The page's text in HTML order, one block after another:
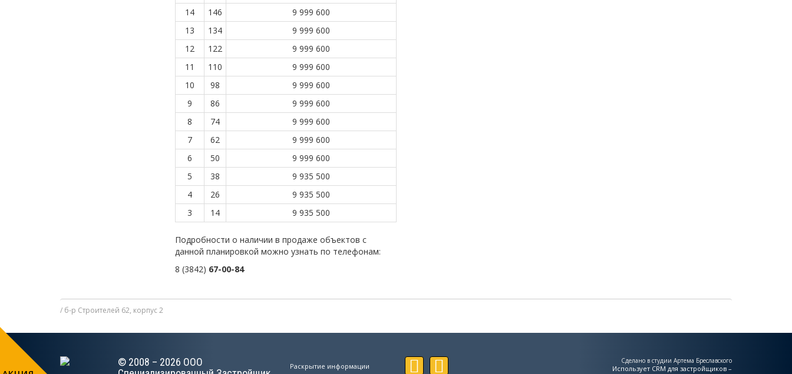
14
146
9 999 600
13
134
9 999 600
12
122
9 999 600
11
110
9 999 600
10
98
9 999 600
9
86
9 999 600
8
74
9 999 600
7
62
9 999 600
6
50
9 999 600
5
38
9 935 500
4
26
9 935 500
3
14 9 935 500
Подробности о наличии в продаже объектов с
данной планировкой можно узнать по телефонам:
8 (3842) 67-00-84
б-р Строителей 62, корпус 2
© 2008 – 2026 ООО
Раскрытие информации
Сделано в студии Артема Бреславского
Использует CRM для застройщиков –